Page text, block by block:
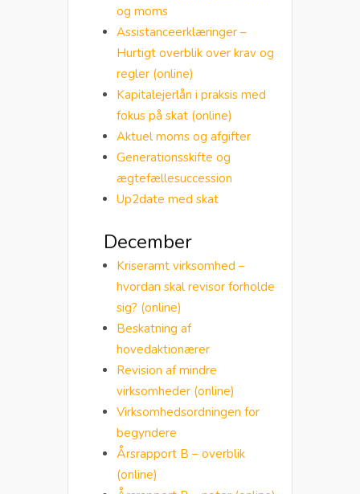
og moms
Assistanceerklæringer –
Hurtigt overblik over krav og
regler (online)
Kapitalejerlån i praksis med
fokus på skat (online)
Aktuel moms og afgifter
Generationsskifte og
ægtefællesuccession
Up2date med skat
December
Kriseramt virksomhed –
hvordan skal revisor forholde
sig? (online)
Beskatning af
hovedaktionærer
Revision af mindre
virksomheder (online)
Virksomhedsordningen for
begyndere
Årsrapport B – overblik
(online)